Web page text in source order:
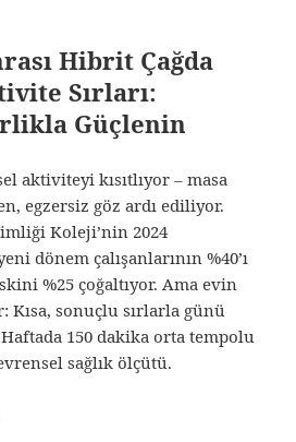
Hibrit Çağda
Sırları:
Güçlenin
aktiviteyi kısıtlıyor – masa
egzersiz göz ardı ediliyor.
Koleji’nin 2024
dönem çalışanlarının %40’ı
%25 çoğaltıyor. Ama evin
sonuçlu sırlarla günü
150 dakika orta tempolu
sağlık ölçütü.